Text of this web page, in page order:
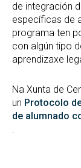
de integración
específicas de
programa ten
con algún tipo
aprendizaxe
Na Xunta de
un Protocolo
de alumnado
.